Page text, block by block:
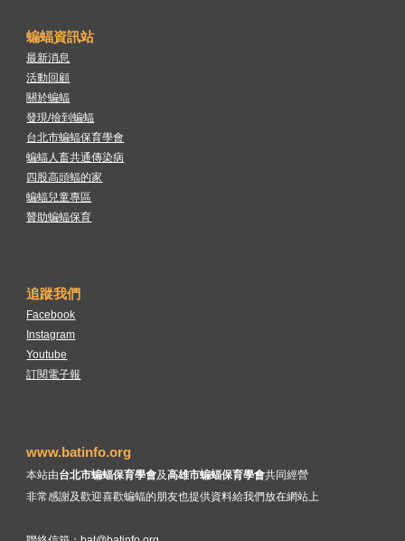
蝙蝠資訊站
最新消息
活動回顧
關於蝙蝠
發現/撿到蝙蝠
台北市蝙蝠保育學會
蝙蝠人畜共通傳染病
四股高頭蝠的家
蝙蝠兒童專區
贊助蝙蝠保育
追蹤我們
Facebook
Instagram
Youtube
訂閱電子報
www.batinfo.org
本站由台北市蝙蝠保育學會及高雄市蝙蝠保育學會共同經營
非常感謝及歡迎喜歡蝙蝠的朋友也提供資料給我們放在網站上